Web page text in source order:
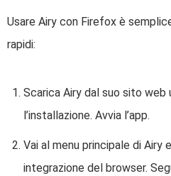
Usare Airy con Firefox è
rapidi:
Scarica Airy dal suo sito
l’installazione. Avvia l’app.
Vai al menu principale di Airy
integrazione del browser.